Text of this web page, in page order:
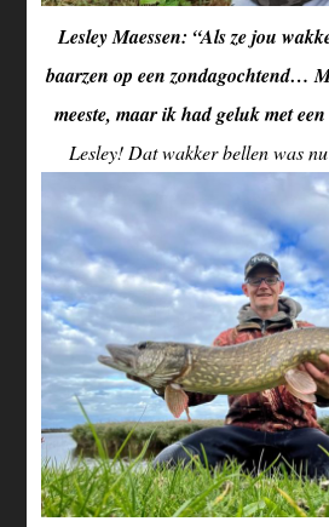
Lesley Maessen: “Als ze jou
baarzen op een zondagochtend…
meeste, maar ik had geluk met
Lesley! Dat wakker bellen was